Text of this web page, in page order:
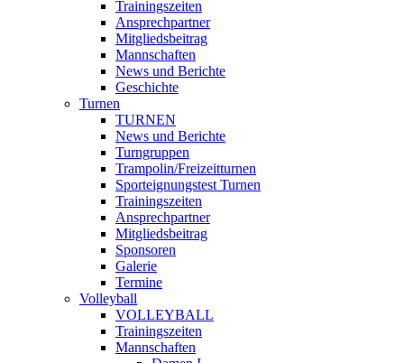
Trainingszeiten
Ansprechpartner
Mitgliedsbeitrag
Mannschaften
News und Berichte
Geschichte
Turnen
TURNEN
News und Berichte
Turngruppen
Trampolin/Freizeitturnen
Sporteignungstest Turnen
Trainingszeiten
Ansprechpartner
Mitgliedsbeitrag
Sponsoren
Galerie
Termine
Volleyball
VOLLEYBALL
Trainingszeiten
Mannschaften